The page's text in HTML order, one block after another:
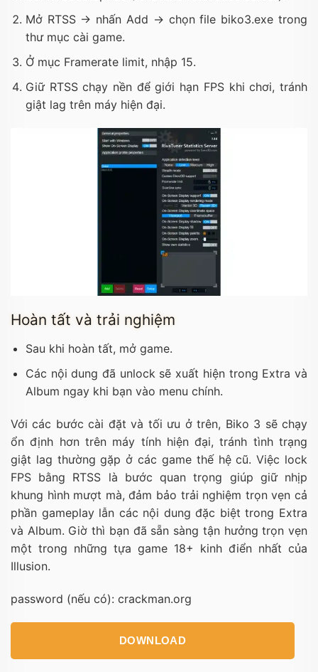
Mở RTSS → nhấn Add → chọn file biko3.exe trong
thư mục cài game.
Ở mục Framerate limit, nhập 15.
Giữ RTSS chạy nền để giới hạn FPS khi chơi, tránh
giật lag trên máy hiện đại.
Hoàn tất và trải nghiệm
Sau khi hoàn tất, mở game.
Các nội dung đã unlock sẽ xuất hiện trong Extra và
Album ngay khi bạn vào menu chính.
Với các bước cài đặt và tối ưu ở trên, Biko 3 sẽ chạy
ổn định hơn trên máy tính hiện đại, tránh tình trạng
giật lag thường gặp ở các game thế hệ cũ. Việc lock
FPS bằng RTSS là bước quan trọng giúp giữ nhịp
khung hình mượt mà, đảm bảo trải nghiệm trọn vẹn cả
phần gameplay lẫn các nội dung đặc biệt trong Extra
và Album. Giờ thì bạn đã sẵn sàng tận hưởng trọn vẹn
một trong những tựa game 18+ kinh điển nhất của
Illusion.
password (nếu có): crackman.org
DOWNLOAD